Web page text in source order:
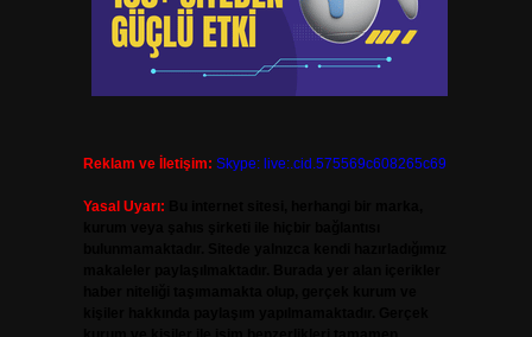
Reklam ve İletişim: Skype: live:.cid.575569c608265c69
Yasal Uyarı: